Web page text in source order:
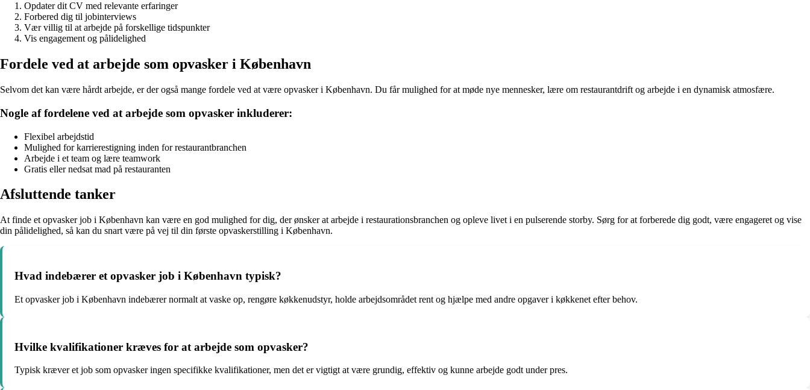
Opdater dit CV med relevante erfaringer
Forbered dig til jobinterviews
Vær villig til at arbejde på forskellige tidspunkter
Vis engagement og pålidelighed
Fordele ved at arbejde som opvasker i København
Selvom det kan være hårdt arbejde, er der også mange fordele ved at være opvasker i København. Du får mulighed for at møde nye mennesker, lære om restaurantdrift og arbejde i en dynamisk atmosfære.
Nogle af fordelene ved at arbejde som opvasker inkluderer:
Flexibel arbejdstid
Mulighed for karrierestigning inden for restaurantbranchen
Arbejde i et team og lære teamwork
Gratis eller nedsat mad på restauranten
Afsluttende tanker
At finde et opvasker job i København kan være en god mulighed for dig, der ønsker at arbejde i restaurationsbranchen og opleve livet i en pulserende storby. Sørg for at forberede dig godt, være engageret og vise
din pålidelighed, så kan du snart være på vej til din første opvaskerstilling i København.
Hvad indebærer et opvasker job i København typisk?
Et opvasker job i København indebærer normalt at vaske op, rengøre køkkenudstyr, holde arbejdsområdet rent og hjælpe med andre opgaver i køkkenet efter behov.
Hvilke kvalifikationer kræves for at arbejde som opvasker?
Typisk kræver et job som opvasker ingen specifikke kvalifikationer, men det er vigtigt at være grundig, effektiv og kunne arbejde godt under pres.